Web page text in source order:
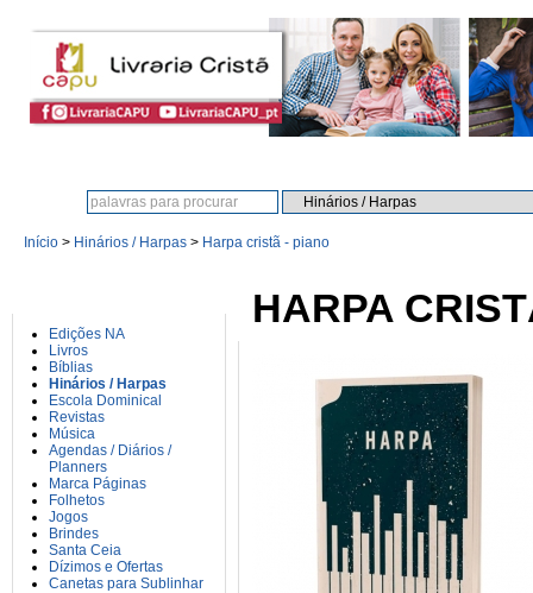
Início > Hinários / Harpas > Harpa cristã - piano
Edições NA
Livros
Bíblias
Hinários / Harpas
Escola Dominical
Revistas
Música
Agendas / Diários /
Planners
Marca Páginas
Folhetos
Jogos
Brindes
Santa Ceia
Dízimos e Ofertas
Canetas para Sublinhar
HARPA